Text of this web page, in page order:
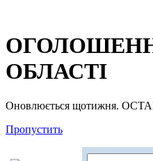
ОБЛАСТІ
Оновлюється щотижня.
Пропустить